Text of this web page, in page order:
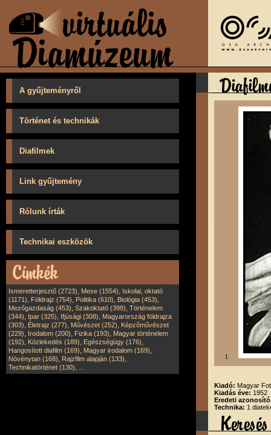
A gyűjteményről
Történet és technikák
Diafilmek
Link gyűjtemény
Rólunk írták
Technikai eszközök
Ismeretterjesztő (2723), Mese (1554), Iskolai, oktató
(1171), Földrajz (754), Politika (610), Biológia (453),
Mezőgazdaság (453), Szakoktató (398), Történelem
(344), Ipar (325), Ifjúsági (308), Magyarország földrajza
(303), Életrajz (277), Művészet (252), Képzőművészet
(229), Irodalom (200), Fizika (193), Magyar történelem
(192), Közlekedés (189), Egészségügy (176),
Hangosított diafilm (169), Magyar irodalom (169),
Növénytan (168), Rajzfilm alapján (133),
Technikatörténet (130),
1
Kiadó: Magyar
Kiadás éve: 1952
Eredeti
Technika: 1